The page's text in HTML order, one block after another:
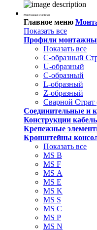
Монтажная система
Главное меню
Показать все
Профили
Показать все
С-образный
U-образный
С-образный
L-образный
Z-образный
Сварной
Соединительные и
Конструкции
Крепежные
Кронштейны
Показать все
MS В
MS F
MS А
MS Е
MS K
MS S
MS C
MS P
MS N